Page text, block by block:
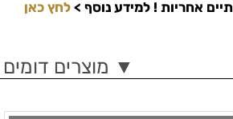
למידע נוסף > לחץ כאן
▼ מוצרים